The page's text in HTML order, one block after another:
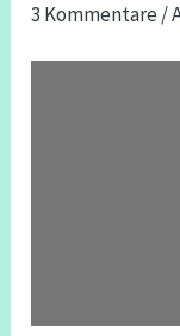
3 Kommentare /